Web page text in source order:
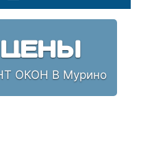
ОКОН В Мурино